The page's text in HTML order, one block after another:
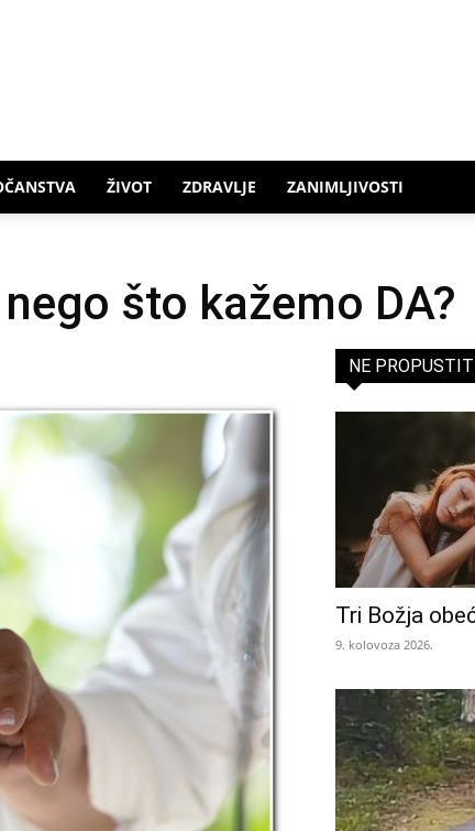
ŽIVOT ZDRAVLJE ZANIMLJIVOSTI
što kažemo DA?
NE
Tri Božja
9. kolovoza 2026.